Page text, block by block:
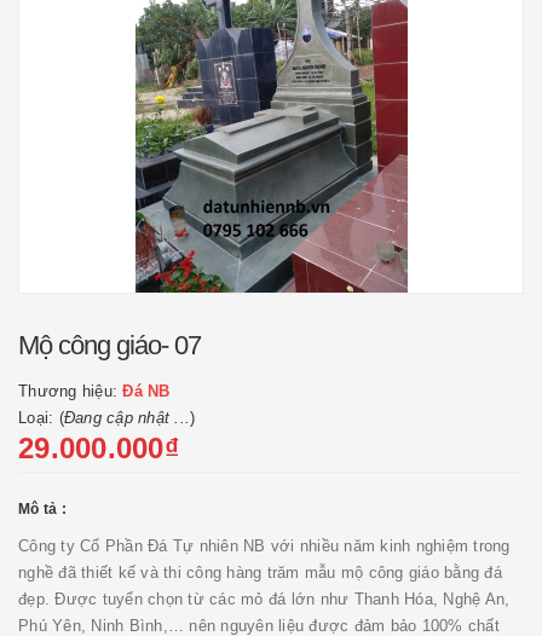
Mộ công giáo- 07
Thương hiệu:Đá NB
Loại: (Đang cập nhật ...)
29.000.000₫
Mô tả :
Công ty Cổ Phần Đá Tự nhiên NB với nhiều năm kinh nghiệm trong
nghề đã thiết kế và thi công hàng trăm mẫu mộ công giáo bằng đá
đẹp. Được tuyển chọn từ các mỏ đá lớn như Thanh Hóa, Nghệ An,
Phú Yên, Ninh Bình,… nên nguyên liệu được đảm bảo 100% chất